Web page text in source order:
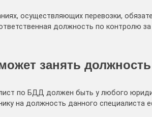
осуществляющих перевозки,
должность по контролю
занять должность
по БДД должен быть у любого
на должность данного специалиста